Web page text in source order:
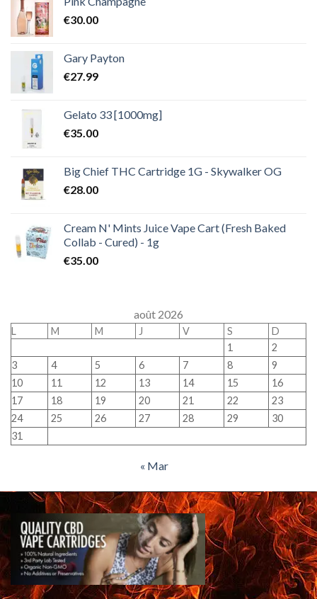
€30.00
Gary Payton
€27.99
Gelato 33 [1000mg]
€35.00
Big Chief THC Cartridge 1G - Skywalker OG
€28.00
Cream N' Mints Juice Vape Cart (Fresh Baked
Collab - Cured) - 1g
€35.00
août 2026
L M M J V S
D
1
2
3
4 5 6 7 8
9
10
11 12 13 14 15
16
17
18 19 20 21 22
23
24
25 26 27 28 29
30
31
« Mar